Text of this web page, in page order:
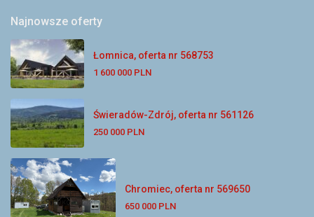
Najnowsze oferty
Łomnica, oferta nr 568753
1 600 000 PLN
Świeradów-Zdrój, oferta nr 561126
250 000 PLN
Chromiec, oferta nr 569650
650 000 PLN